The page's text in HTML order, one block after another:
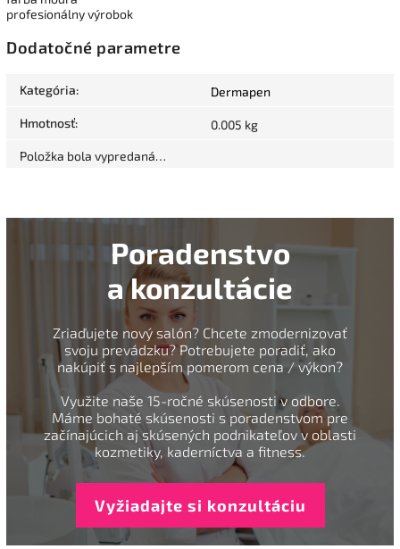
profesionálny výrobok
Dodatočné parametre
Kategória: Dermapen
Hmotnosť: 0.005 kg
Položka bola vypredaná…
Poradenstvo
a konzultácie
Zriaďujete nový salón? Chcete zmodernizovať
svoju prevádzku? Potrebujete poradiť, ako
nakúpiť s najlepším pomerom cena / výkon?
Využite naše 15-ročné skúsenosti v odbore.
Máme bohaté skúsenosti s poradenstvom pre
začínajúcich aj skúsených podnikateľov v oblasti
kozmetiky, kaderníctva a fitness.
Vyžiadajte si konzultáciu